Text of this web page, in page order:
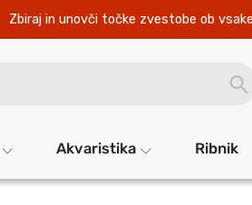
Zbiraj in unovči točke zvestobe ob
Akvaristika Ribnik